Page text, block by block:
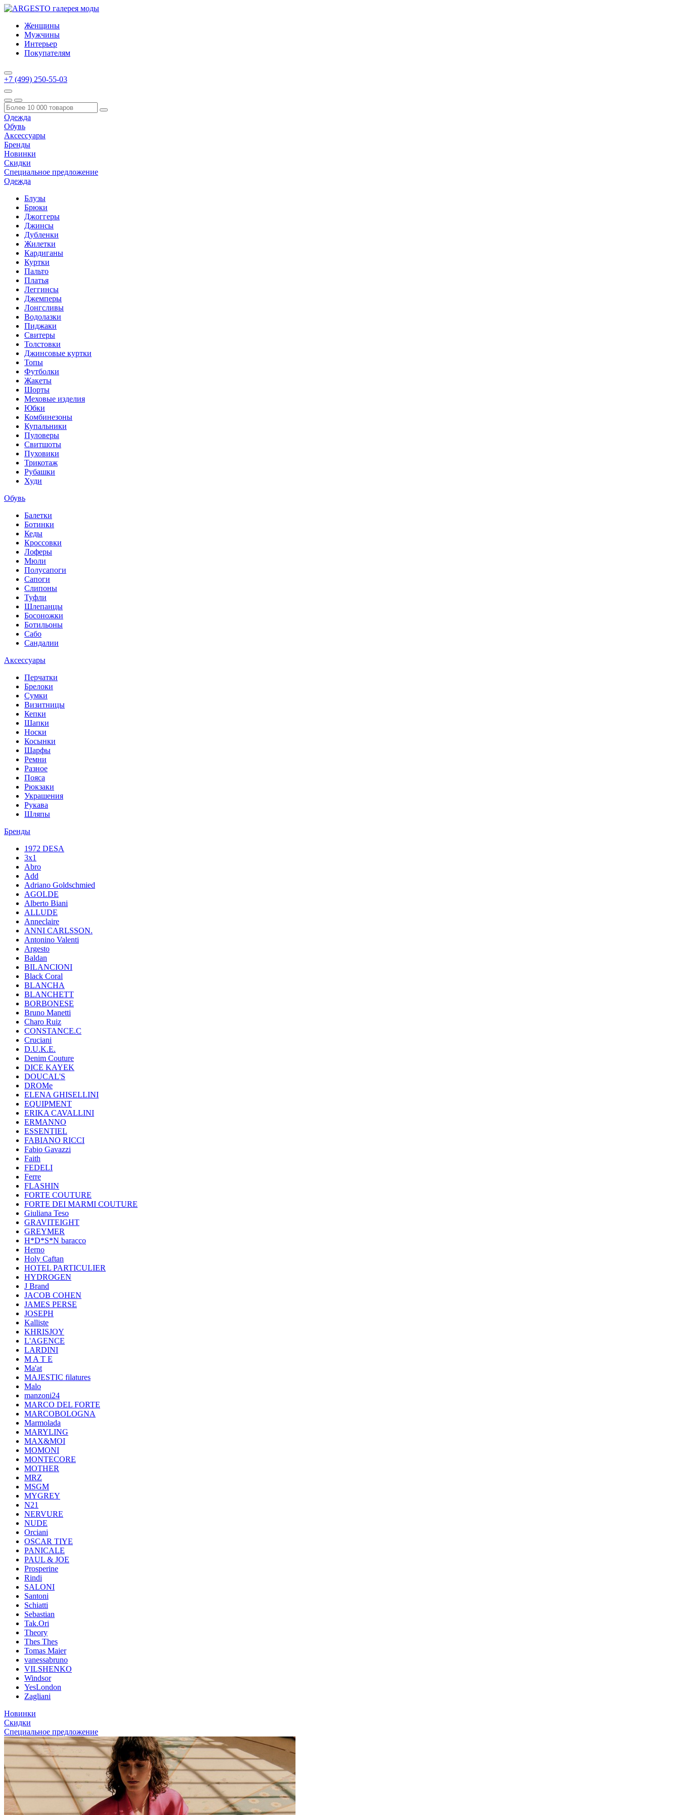
Женщины
Мужчины
Интерьер
Покупателям
+7 (499) 250-55-03
Одежда
Обувь
Аксессуары
Бренды
Новинки
Скидки
Специальное предложение
Одежда
Блузы
Брюки
Джоггеры
Джинсы
Дубленки
Жилетки
Кардиганы
Куртки
Пальто
Платья
Леггинсы
Джемперы
Лонгсливы
Водолазки
Пиджаки
Свитеры
Толстовки
Джинсовые куртки
Топы
Футболки
Жакеты
Шорты
Меховые изделия
Юбки
Комбинезоны
Купальники
Пуловеры
Свитшоты
Пуховики
Трикотаж
Рубашки
Худи
Обувь
Балетки
Ботинки
Кеды
Кроссовки
Лоферы
Мюли
Полусапоги
Сапоги
Слипоны
Туфли
Шлепанцы
Босоножки
Ботильоны
Сабо
Сандалии
Аксессуары
Перчатки
Брелоки
Сумки
Визитницы
Кепки
Шапки
Носки
Косынки
Шарфы
Ремни
Разное
Пояса
Рюкзаки
Украшения
Рукава
Шляпы
Бренды
1972 DESA
3x1
Abro
Add
Adriano Goldschmied
AGOLDE
Alberto Biani
ALLUDE
Anneclaire
ANNI CARLSSON.
Antonino Valenti
Argesto
Baldan
BILANCIONI
Black Coral
BLANCHA
BLANCHETT
BORBONESE
Bruno Manetti
Charo Ruiz
CONSTANCE.C
Cruciani
D.U.K.E.
Denim Couture
DICE KAYEK
DOUCAL'S
DROMe
ELENA GHISELLINI
EQUIPMENT
ERIKA CAVALLINI
ERMANNO
ESSENTIEL
FABIANO RICCI
Fabio Gavazzi
Faith
FEDELI
Ferre
FLASHIN
FORTE COUTURE
FORTE DEI MARMI COUTURE
Giuliana Teso
GRAVITEIGHT
GREYMER
H*D*S*N baracco
Herno
Holy Caftan
HOTEL PARTICULIER
HYDROGEN
J Brand
JACOB COHEN
JAMES PERSE
JOSEPH
Kalliste
KHRISJOY
L'AGENCE
LARDINI
M A T E
Ma'at
MAJESTIC filatures
Malo
manzoni24
MARCO DEL FORTE
MARCOBOLOGNA
Marmolada
MARYLING
MAX&MOI
MOMONI
MONTECORE
MOTHER
MRZ
MSGM
MYGREY
N21
NERVURE
NUDE
Orciani
OSCAR TIYE
PANICALE
PAUL & JOE
Prosperine
Rindi
SALONI
Santoni
Schiatti
Sebastian
Tak.Ori
Theory
Thes Thes
Tomas Maier
vanessabruno
VILSHENKO
Windsor
YesLondon
Zagliani
Новинки
Скидки
Специальное предложение